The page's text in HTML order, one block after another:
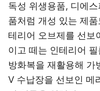
독성 위생용품, 디에
품처럼 개성 있는 제
테리어 오브제를 선보
이고 떼는 인테리어
방화복을 재활용해 가
V 수납장을 선보인 메